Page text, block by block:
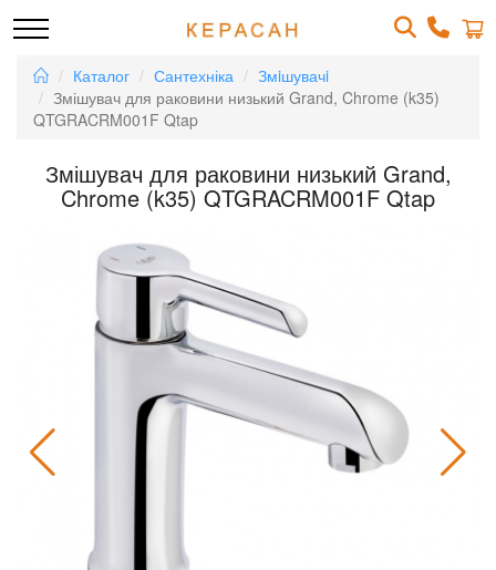
Каталог Сантехніка
Змiшувачi
Змішувач для раковини низький Grand, Chrome (k35)
QTGRACRM001F Qtap
Змішувач для раковини низький Grand,
Chrome (k35) QTGRACRM001F Qtap